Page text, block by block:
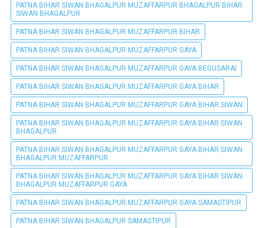
PATNA BIHAR SIWAN BHAGALPUR MUZAFFARPUR BHAGALPUR BIHAR
SIWAN BHAGALPUR
PATNA BIHAR SIWAN BHAGALPUR MUZAFFARPUR BIHAR
PATNA BIHAR SIWAN BHAGALPUR MUZAFFARPUR GAYA
PATNA BIHAR SIWAN BHAGALPUR MUZAFFARPUR GAYA BEGUSARAI
PATNA BIHAR SIWAN BHAGALPUR MUZAFFARPUR GAYA BIHAR
PATNA BIHAR SIWAN BHAGALPUR MUZAFFARPUR GAYA BIHAR SIWAN
PATNA BIHAR SIWAN BHAGALPUR MUZAFFARPUR GAYA BIHAR SIWAN
BHAGALPUR
PATNA BIHAR SIWAN BHAGALPUR MUZAFFARPUR GAYA BIHAR SIWAN
BHAGALPUR MUZAFFARPUR
PATNA BIHAR SIWAN BHAGALPUR MUZAFFARPUR GAYA BIHAR SIWAN
BHAGALPUR MUZAFFARPUR GAYA
PATNA BIHAR SIWAN BHAGALPUR MUZAFFARPUR GAYA SAMASTIPUR
PATNA BIHAR SIWAN BHAGALPUR SAMASTIPUR